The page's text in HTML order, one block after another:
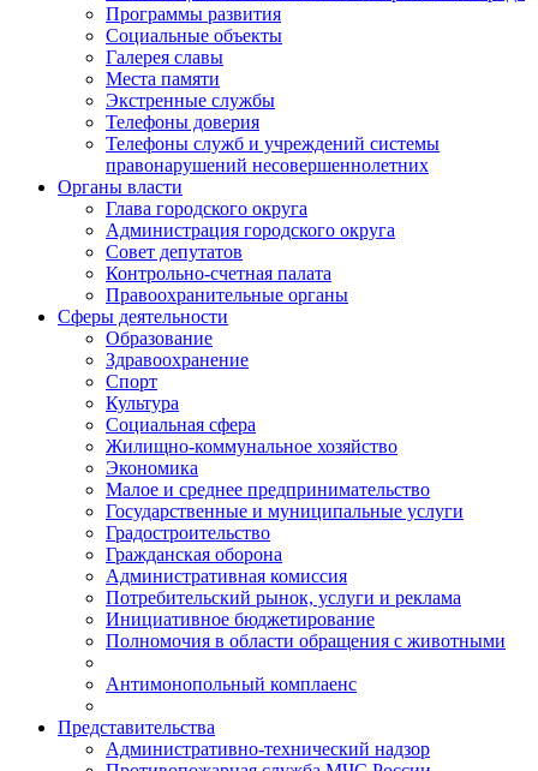
Программы развития
Социальные объекты
Галерея славы
Места памяти
Экстренные службы
Телефоны доверия
Телефоны служб и учреждений системы
правонарушений несовершеннолетних
Органы власти
Глава городского округа
Администрация городcкого округа
Совет депутатов
Контрольно-счетная палата
Правоохранительные органы
Сферы деятельности
Образование
Здравоохранение
Спорт
Культура
Социальная сфера
Жилищно-коммунальное хозяйство
Экономика
Малое и среднее предпринимательство
Государственные и муниципальные услуги
Градостроительство
Гражданская оборона
Административная комиссия
Потребительский рынок, услуги и реклама
Инициативное бюджетирование
Полномочия в области обращения с животными
Антимонопольный комплаенс
Представительства
Административно-технический надзор